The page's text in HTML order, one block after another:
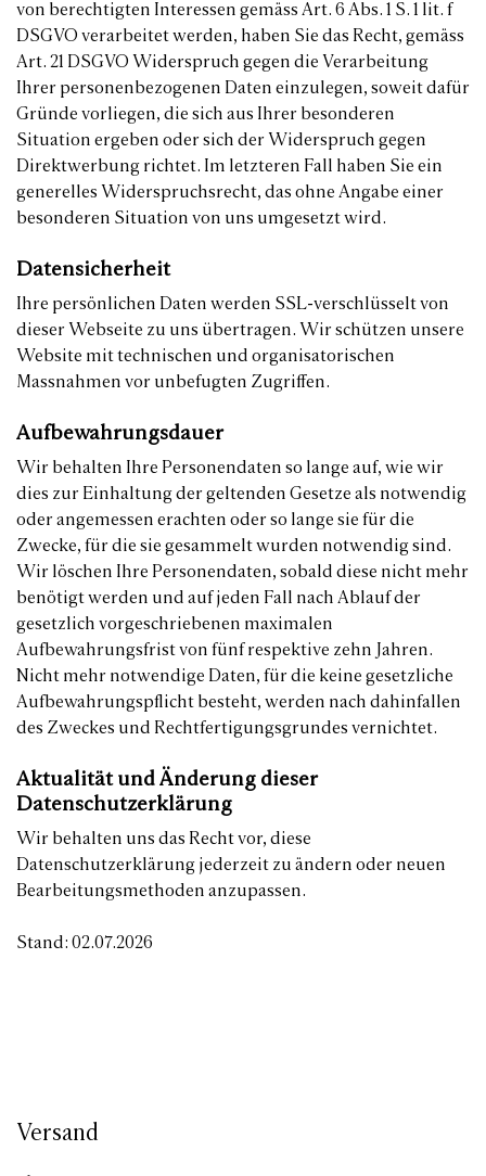
von berechtigten Interessen gemäss Art. 6 Abs. 1 S. 1 lit. f
DSGVO verarbeitet werden, haben Sie das Recht, gemäss
Art. 21 DSGVO Widerspruch gegen die Verarbeitung
Ihrer personenbezogenen Daten einzulegen, soweit dafür
Gründe vorliegen, die sich aus Ihrer besonderen
Situation ergeben oder sich der Widerspruch gegen
Direktwerbung richtet. Im letzteren Fall haben Sie ein
generelles Widerspruchsrecht, das ohne Angabe einer
besonderen Situation von uns umgesetzt wird.
Datensicherheit
Ihre persönlichen Daten werden SSL-verschlüsselt von
dieser Webseite zu uns übertragen. Wir schützen unsere
Website mit technischen und organisatorischen
Massnahmen vor unbefugten Zugriffen.
Aufbewahrungsdauer
Wir behalten Ihre Personendaten so lange auf, wie wir
dies zur Einhaltung der geltenden Gesetze als notwendig
oder angemessen erachten oder so lange sie für die
Zwecke, für die sie gesammelt wurden notwendig sind.
Wir löschen Ihre Personendaten, sobald diese nicht mehr
benötigt werden und auf jeden Fall nach Ablauf der
gesetzlich vorgeschriebenen maximalen
Aufbewahrungsfrist von fünf respektive zehn Jahren.
Nicht mehr notwendige Daten, für die keine gesetzliche
Aufbewahrungspflicht besteht, werden nach dahinfallen
des Zweckes und Rechtfertigungsgrundes vernichtet.
Aktualität und Änderung dieser
Datenschutzerklärung
Wir behalten uns das Recht vor, diese
Datenschutzerklärung jederzeit zu ändern oder neuen
Bearbeitungsmethoden anzupassen.
Stand: 02.07.2026
Versand